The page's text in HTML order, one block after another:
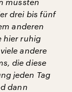
drei bis fünf
anderen
hier ruhig
andere
die diese
jeden Tag
dann